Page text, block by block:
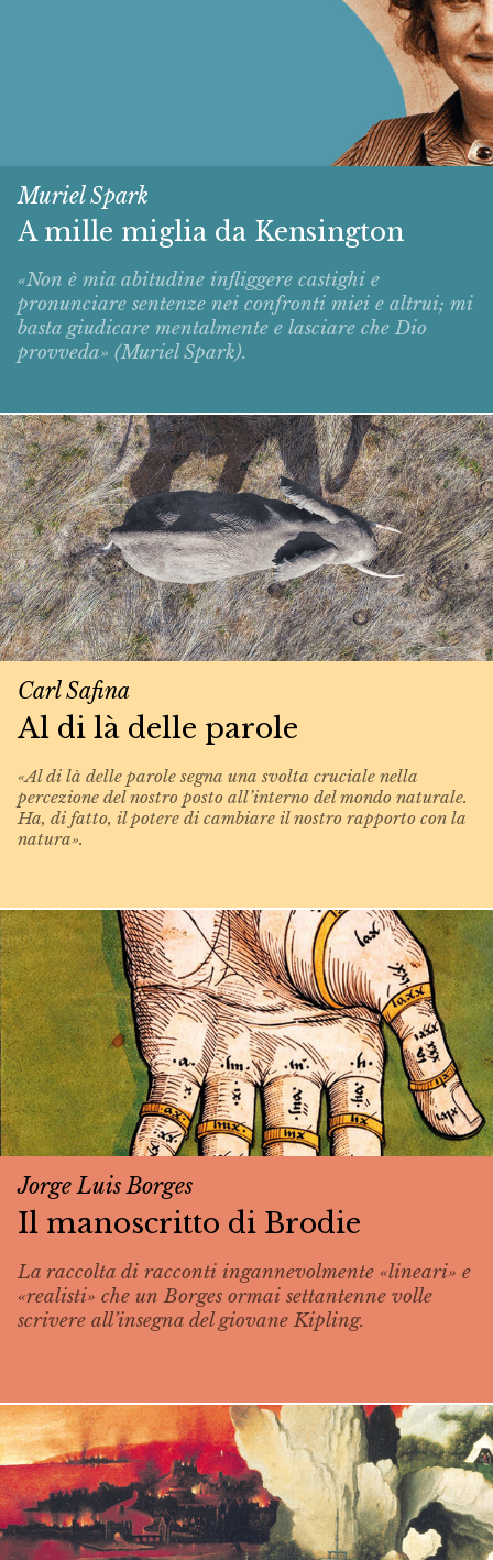
Muriel Spark
A mille miglia da Kensington
«Non è mia abitudine infliggere castighi e
pronunciare sentenze nei confronti miei e altrui; mi
basta giudicare mentalmente e lasciare che Dio
provveda» (Muriel Spark).
Carl Safina
Al di là delle parole
«Al di là delle parole segna una svolta cruciale nella
percezione del nostro posto all’interno del mondo naturale.
Ha, di fatto, il potere di cambiare il nostro rapporto con la
natura».
Jorge Luis Borges
Il manoscritto di Brodie
La raccolta di racconti ingannevolmente «lineari» e
«realisti» che un Borges ormai settantenne volle
scrivere all’insegna del giovane Kipling.